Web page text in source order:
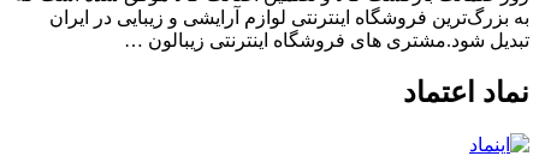
فروشگاه اینترنتی لوازم آرایشی و زیبایی در ایران
شود.مشتری های فروشگاه اینترنتی زیبالون …
اعتماد